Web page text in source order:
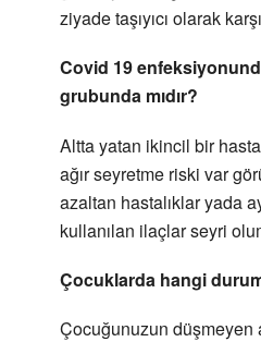
ziyade taşıyıcı olarak
Covid 19
grubunda mıdır?
Altta yatan ikincil bir
ağır seyretme riski var
azaltan hastalıklar yada
kullanılan ilaçlar seyri
Çocuklarda hangi
Çocuğunuzun düşmeyen